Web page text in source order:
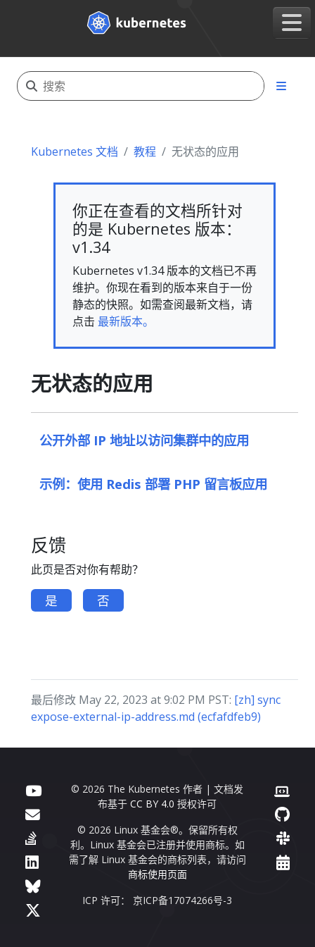
Kubernetes 文档 教程 无状态的应用
你正在查看的文档所针对
的是 Kubernetes 版本：
v1.34
Kubernetes v1.34 版本的文档已不再
维护。你现在看到的版本来自于一份
静态的快照。如需查阅最新文档，请
点击 最新版本。
无状态的应用
公开外部 IP 地址以访问集群中的应用
示例：使用 Redis 部署 PHP 留言板应用
反馈
此页是否对你有帮助？
是 否
最后修改 May 22, 2023 at 9:02 PM PST: [zh] sync
expose-external-ip-address.md (ecfafdfeb9)
© 2026 The Kubernetes 作者 | 文档发
布基于CC BY 4.0 授权许可
© 2026 Linux 基金会®。保留所有权
利。Linux 基金会已注册并使用商标。如
需了解 Linux 基金会的商标列表，请访问
商标使用页面
ICP 许可： 京ICP备17074266号-3